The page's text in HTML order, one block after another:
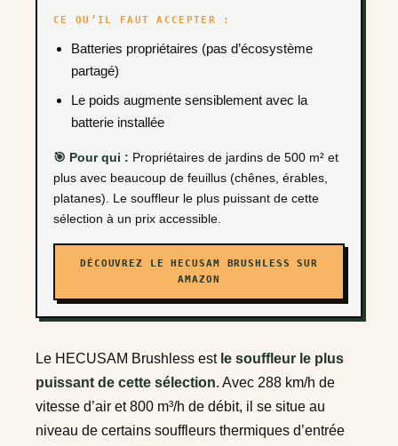
CE QU’IL FAUT ACCEPTER :
Batteries propriétaires (pas d’écosystème
partagé)
Le poids augmente sensiblement avec la
batterie installée
🎯 Pour qui : Propriétaires de jardins de 500 m² et
plus avec beaucoup de feuillus (chênes, érables,
platanes). Le souffleur le plus puissant de cette
sélection à un prix accessible.
DÉCOUVREZ LE HECUSAM BRUSHLESS SUR
AMAZON
Le HECUSAM Brushless est le souffleur le plus
puissant de cette sélection. Avec 288 km/h de
vitesse d’air et 800 m³/h de débit, il se situe au
niveau de certains souffleurs thermiques d’entrée